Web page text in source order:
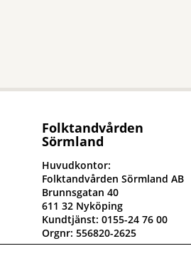
Folktandvården
Sörmland
Huvudkontor:
Folktandvården Sörmland AB
Brunnsgatan 40
611 32 Nyköping
Kundtjänst: 0155-24 76 00
Orgnr: 556820-2625